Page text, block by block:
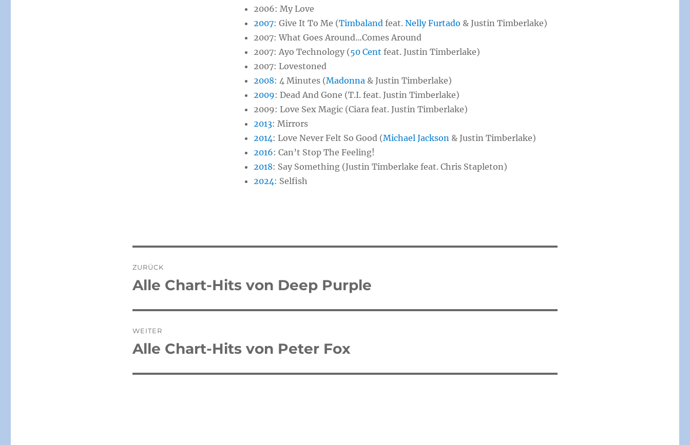
2006:My Love
2007:Give It To Me (Timbaland feat.Nelly Furtado & Justin Timberlake)
2007:What Goes Around…Comes Around
2007:Ayo Technology (50 Cent feat. Justin Timberlake)
2007: Lovestoned
2008:4 Minutes (Madonna & Justin Timberlake)
2009:Dead And Gone (T.I. feat. Justin Timberlake)
2009: Love Sex Magic (Ciara feat. Justin Timberlake)
2013: Mirrors
2014: Love Never Felt So Good (Michael Jackson & Justin Timberlake)
2016:Can’t Stop The Feeling!
2018: Say Something (Justin Timberlake feat. Chris Stapleton)
2024: Selfish
ZURÜCK
Vorheriger
Alle Chart-Hits von Deep Purple
WEITER
Nächster
Alle Chart-Hits von Peter Fox